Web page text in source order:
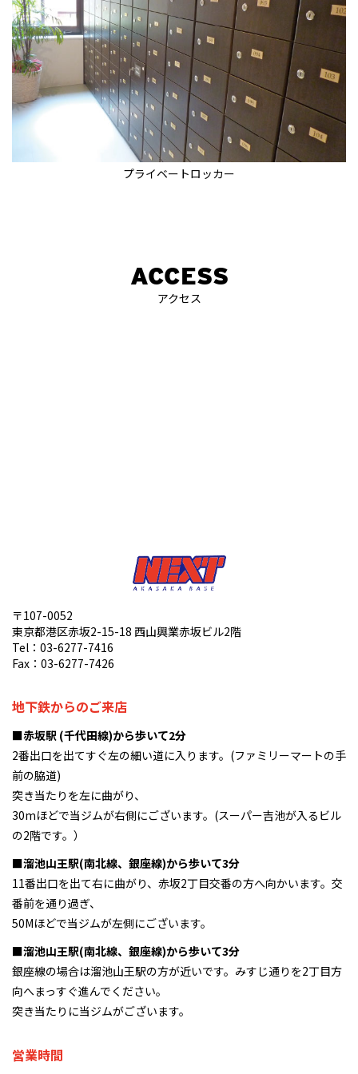
プライベートロッカー
ACCESS
アクセス
〒107-0052
東京都港区赤坂2-15-18 西山興業赤坂ビル2階
Tel：03-6277-7416
Fax：03-6277-7426
地下鉄からのご来店
■赤坂駅 (千代田線)から歩いて2分
2番出口を出てすぐ左の細い道に入ります。(ファミリーマートの手
前の脇道)
突き当たりを左に曲がり、
30mほどで当ジムが右側にございます。(スーパー吉池が入るビル
の2階です。）
■溜池山王駅(南北線、銀座線)から歩いて3分
11番出口を出て右に曲がり、赤坂2丁目交番の方へ向かいます。交
番前を通り過ぎ、
50Mほどで当ジムが左側にございます。
■溜池山王駅(南北線、銀座線)から歩いて3分
銀座線の場合は溜池山王駅の方が近いです。みすじ通りを2丁目方
向へまっすぐ進んでください。
突き当たりに当ジムがございます。
営業時間